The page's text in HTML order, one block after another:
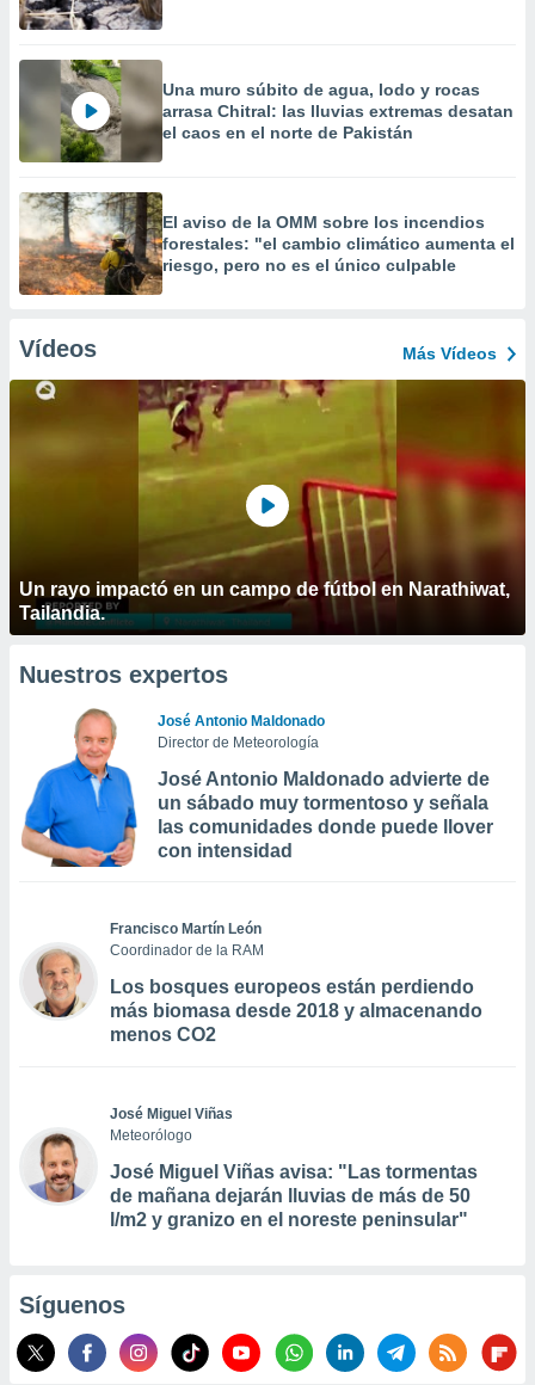
Una muro súbito de agua, lodo y rocas
arrasa Chitral: las lluvias extremas desatan
el caos en el norte de Pakistán
El aviso de la OMM sobre los incendios
forestales: "el cambio climático aumenta el
riesgo, pero no es el único culpable
Vídeos Más Vídeos
Un rayo impactó en un campo de fútbol en Narathiwat,
Tailandia.
Nuestros expertos
José Antonio Maldonado
Director de Meteorología
José Antonio Maldonado advierte de
un sábado muy tormentoso y señala
las comunidades donde puede llover
con intensidad
Francisco Martín León
Coordinador de la RAM
Los bosques europeos están perdiendo
más biomasa desde 2018 y almacenando
menos CO2
José Miguel Viñas
Meteorólogo
José Miguel Viñas avisa: "Las tormentas
de mañana dejarán lluvias de más de 50
l/m2 y granizo en el noreste peninsular"
Síguenos